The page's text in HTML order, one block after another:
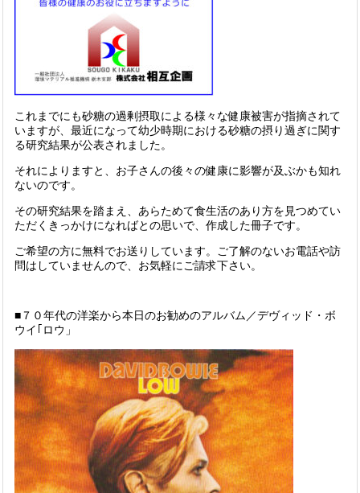
これまでにも砂糖の過剰摂取による様々な健康被害が指摘されて
いますが、最近になって幼少時期における砂糖の摂り過ぎに関す
る研究結果が公表されました。
それによりますと、お子さんの後々の健康に影響が及ぶかも知れ
ないのです。
その研究結果を踏まえ、あらためて食生活のあり方を見つめてい
ただくきっかけになればとの思いで、作成した冊子です。
ご希望の方に無料でお送りしています。ご了解のないお電話や訪
問はしていませんので、お気軽にご請求下さい。
■７０年代の洋楽から本日のお勧めのアルバム／デヴィッド・ボ
ウイ｢ロウ」